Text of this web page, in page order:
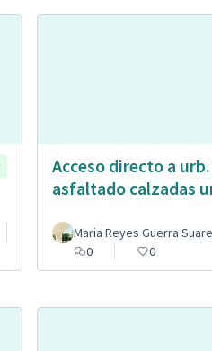
Acceso directo a
asfaltado calzadas
Maria Reyes Guerra
0
0